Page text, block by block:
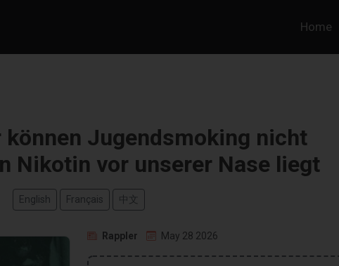
Home
können Jugendsmoking nicht
Nikotin vor unserer Nase liegt
English Français 中文
Rappler May 28 2026